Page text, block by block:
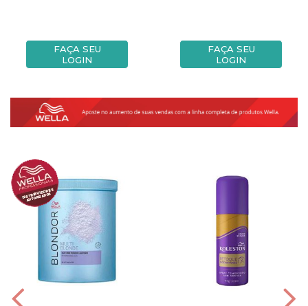
FAÇA SEU
LOGIN
FAÇA SEU
LOGIN